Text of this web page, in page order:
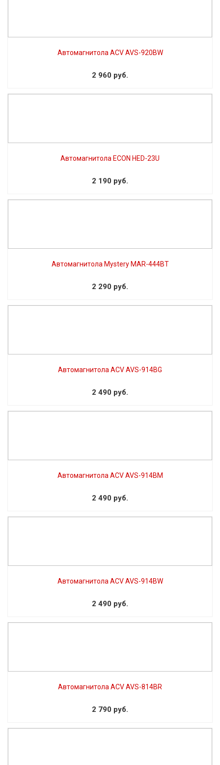
Автомагнитола ACV AVS-920BW
2 960 руб.
Автомагнитола ECON HED-23U
2 190 руб.
Автомагнитола Mystery MAR-444BT
2 290 руб.
Автомагнитола ACV AVS-914BG
2 490 руб.
Автомагнитола ACV AVS-914BM
2 490 руб.
Автомагнитола ACV AVS-914BW
2 490 руб.
Автомагнитола ACV AVS-814BR
2 790 руб.